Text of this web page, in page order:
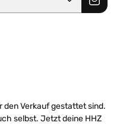
den Verkauf gestattet sind.
selbst. Jetzt deine HHZ